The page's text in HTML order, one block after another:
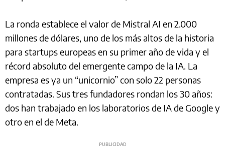
La ronda establece el valor de Mistral AI en 2.000
millones de dólares, uno de los más altos de la historia
para startups europeas en su primer año de vida y el
récord absoluto del emergente campo de la IA. La
empresa es ya un “unicornio” con solo 22 personas
contratadas. Sus tres fundadores rondan los 30 años:
dos han trabajado en los laboratorios de IA de Google y
otro en el de Meta.